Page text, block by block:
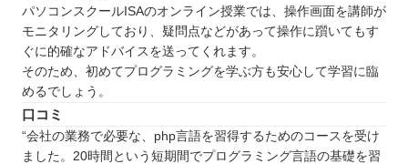
パソコンスクールISAのオンライン授業では、操作画面を講師が
モニタリングしており、疑問点などがあって操作に躓いてもす
ぐに的確なアドバイスを送ってくれます。
そのため、初めてプログラミングを学ぶ方も安心して学習に臨
めるでしょう。
口コミ
“会社の業務で必要な、php言語を習得するためのコースを受け
ました。20時間という短期間でプログラミング言語の基礎を習